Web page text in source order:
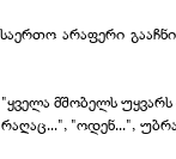
არაფერი
მშობელს
"ოდენ...",